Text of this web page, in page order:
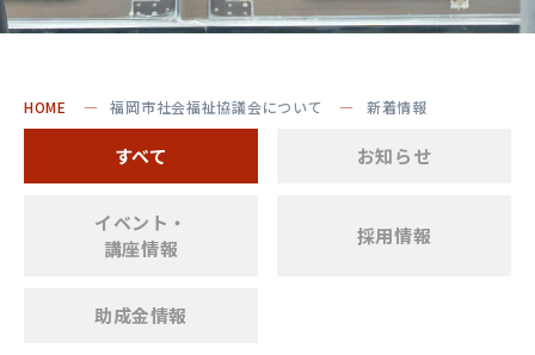
HOME 福岡市社会福祉協議会について 新着情報
すべて お知らせ
イベント・
講座情報
採用情報
助成金情報